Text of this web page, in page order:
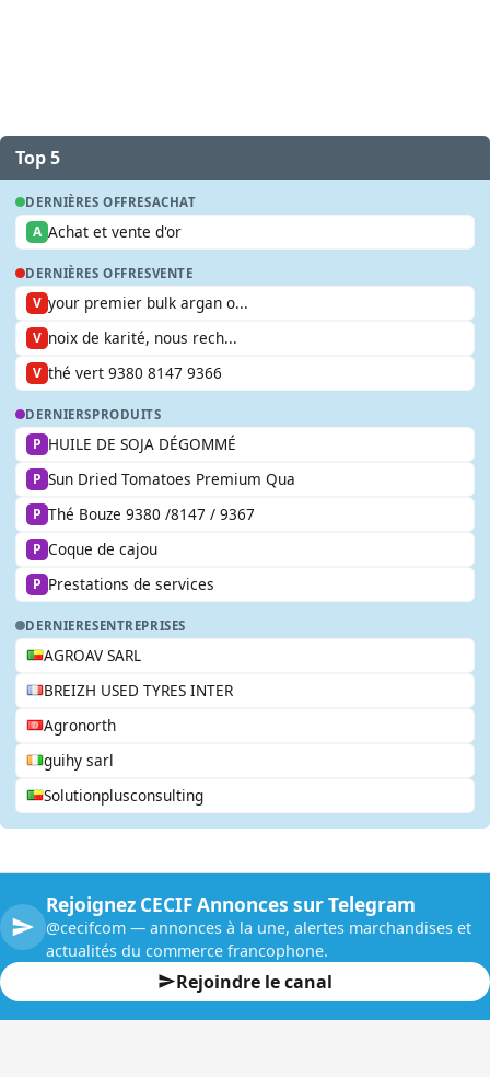
Top 5
DERNIÈRES OFFRESACHAT
A Achat et vente d'or
DERNIÈRES OFFRESVENTE
V your premier bulk argan o...
V noix de karité, nous rech...
V thé vert 9380 8147 9366
DERNIERSPRODUITS
P HUILE DE SOJA DÉGOMMÉ
P Sun Dried Tomatoes Premium Qua
P Thé Bouze 9380 /8147 / 9367
P Coque de cajou
P Prestations de services
DERNIERESENTREPRISES
AGROAV SARL
BREIZH USED TYRES INTER
Agronorth
guihy sarl
Solutionplusconsulting
Rejoignez CECIF Annonces sur Telegram
@cecifcom — annonces à la une, alertes marchandises et
actualités du commerce francophone.
Rejoindre le canal